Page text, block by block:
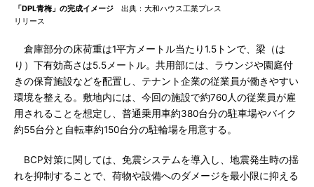
「DPL青梅」の完成イメージ 出典：大和ハウス工業プレス
リリース
倉庫部分の床荷重は1平方メートル当たり1.5トンで、梁（は
り）下有効高さは5.5メートル。共用部には、ラウンジや園庭付
きの保育施設などを配置し、テナント企業の従業員が働きやすい
環境を整える。敷地内には、今回の施設で約760人の従業員が雇
用されることを想定し、普通乗用車約380台分の駐車場やバイク
約55台分と自転車約150台分の駐輪場を用意する。
BCP対策に関しては、免震システムを導入し、地震発生時の揺
れを抑制することで、荷物や設備へのダメージを最小限に抑える